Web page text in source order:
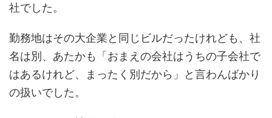
社でした。
勤務地はその大企業と同じビルだったけれども、社
名は別、あたかも「おまえの会社はうちの子会社で
はあるけれど、まったく別だから」と言わんばかり
の扱いでした。